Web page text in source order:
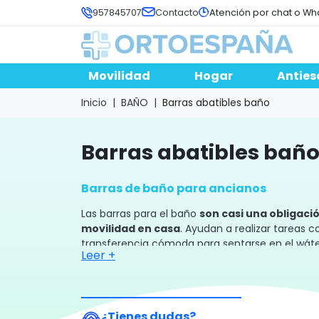
957845707 Contacto Atención por chat o
Movilidad Hogar
Inicio BAÑO Barras abatibles baño
barras abatibles baño
Barras de baño para ancianos
Las barras para el baño son casi una
movilidad en casa. Ayudan a realizar tareas
transferencia cómoda para sentarse en el
pueden plegar o retirar cuando no sea
distintos modelos de barra abatible
Leer +